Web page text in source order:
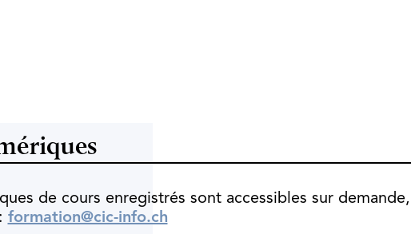
de cours enregistrés sont accessibles sur demande,
formation@cic-info.ch